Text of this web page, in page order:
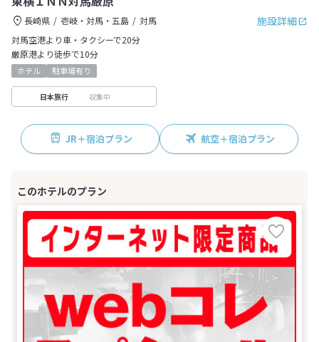
施設詳細
長崎県 壱岐・対馬・五島
対馬
対馬空港より車・タクシーで20分
厳原港より徒歩で10分
ホテル 駐車場有り
日本旅行 収集中
JR＋宿泊プラン 航空＋宿泊プラン